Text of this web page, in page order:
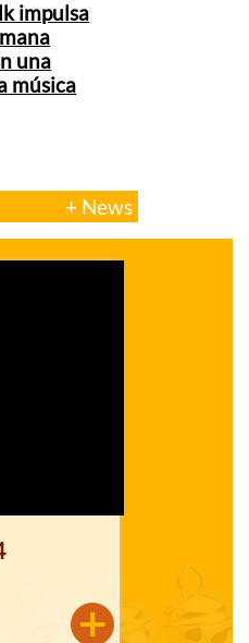
impulsa
una
música
+ News